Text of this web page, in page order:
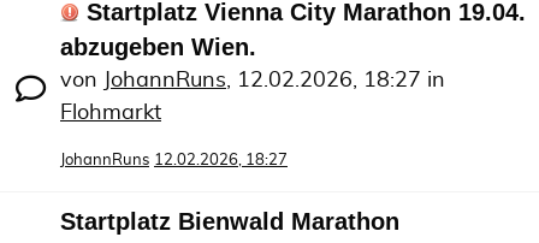
Startplatz Vienna City Marathon 19.04.
abzugeben Wien.
von JohannRuns, 12.02.2026, 18:27 in
Flohmarkt
JohannRuns 12.02.2026, 18:27
Startplatz Bienwald Marathon